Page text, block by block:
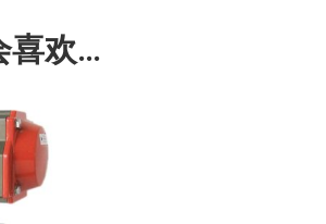
喜欢…